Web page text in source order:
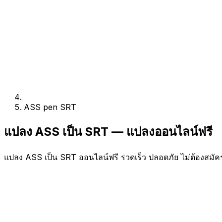
ASS pen SRT
แปลง ASS เป็น SRT — แปลงออนไลน์ฟรี
แปลง ASS เป็น SRT ออนไลน์ฟรี รวดเร็ว ปลอดภัย ไม่ต้องสมัค